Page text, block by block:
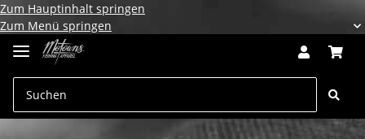
Zum Hauptinhalt springen
Zum Menü springen